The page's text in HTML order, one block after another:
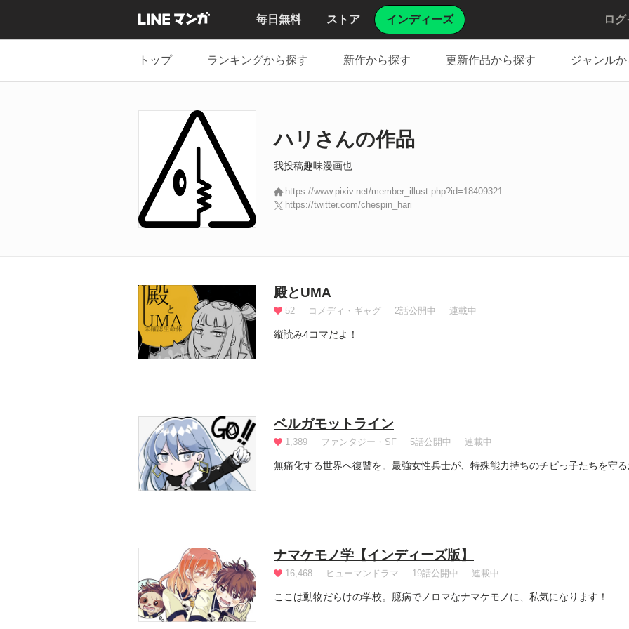
毎日無料 ストア インディーズ ロ
トップ ランキングから探す 新作から探す 更新作品から探す ジャンル
ハリさんの作品
我投稿趣味漫画也
https://www.pixiv.net/member_illust.php?id=18409321
https://twitter.com/chespin_hari
殿とUMA
52 コメディ・ギャグ 2話公開中 連載中
縦読み4コマだよ！
ベルガモットライン
1,389 ファンタジー・SF 5話公開中 連載中
無痛化する世界へ復讐を。最強女性兵士が、特殊能力持ちのチビっ子たちを守
ナマケモノ学【インディーズ版】
16,468 ヒューマンドラマ 19話公開中 連載中
ここは動物だらけの学校。臆病でノロマなナマケモノに、私気になります！